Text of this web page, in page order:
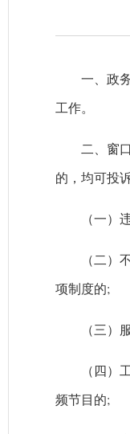
一、政
工作。
二、窗
的，均可投诉
（一）
（二）
项制度的;
（三）
（四）
频节目的;